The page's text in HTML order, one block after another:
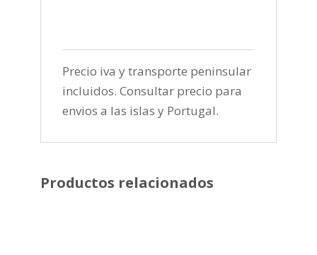
Precio iva y transporte peninsular
incluidos. Consultar precio para
envios a las islas y Portugal.
Productos relacionados